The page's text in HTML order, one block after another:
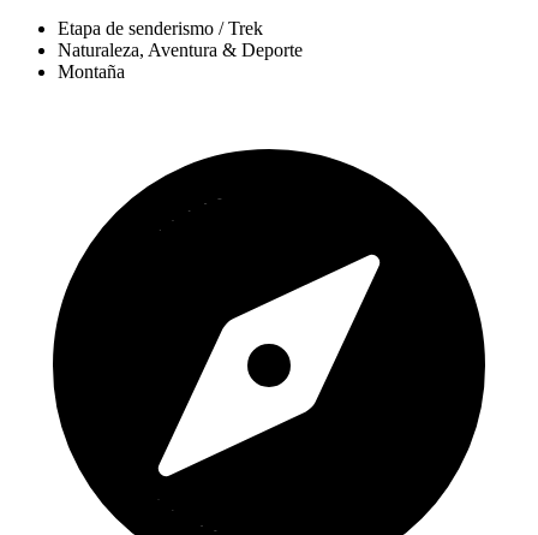
Etapa de senderismo / Trek
Naturaleza, Aventura & Deporte
Montaña